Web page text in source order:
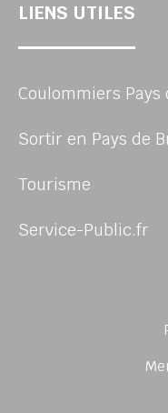
LIENS UTILES
Coulommiers
Sortir en Pays de
Tourisme
Service-Public.fr